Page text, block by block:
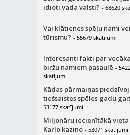
idioti vada valsti? - 68620
Vai klātienes spēļu nami
tūrismu? - 55679 skatījumi
Interesanti fakti par
biržu namiem pasaulē -
skatījumi
Kādas pārmaiņas
tiešsaistes spēles gadu
53177 skatījumi
Miljonāru iecienītākā vieta
Karlo kazino - 53071 skatījumi